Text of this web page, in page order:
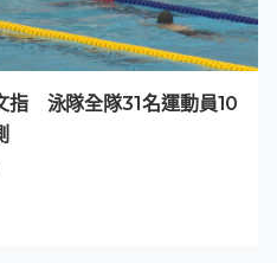
指 泳隊全隊31名運動員10